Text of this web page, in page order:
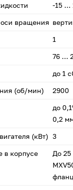
-15 …
вращения
1
76 …
до 1
(об/мин) 2900
до
0,2
(кВт) 3
в корпусе
До 25